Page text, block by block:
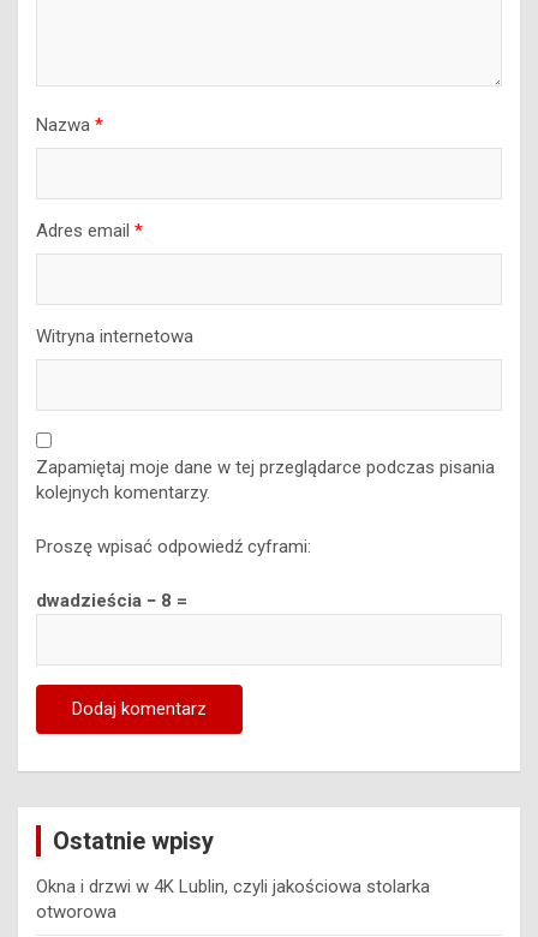
Nazwa *
Adres email *
Witryna internetowa
Zapamiętaj moje dane w tej przeglądarce podczas pisania
kolejnych komentarzy.
Proszę wpisać odpowiedź cyframi:
dwadzieścia − 8 =
Ostatnie wpisy
Okna i drzwi w 4K Lublin, czyli jakościowa stolarka
otworowa